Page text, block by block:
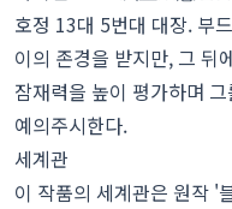
호정 13대 5번대 대장. 부
이의 존경을 받지만, 그 뒤
잠재력을 높이 평가하며
예의주시한다.
세계관
이 작품의 세계관은 원작 '